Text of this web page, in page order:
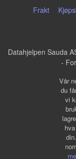
Frakt
Datahjelpen Sauda
-
Vår
du
vi